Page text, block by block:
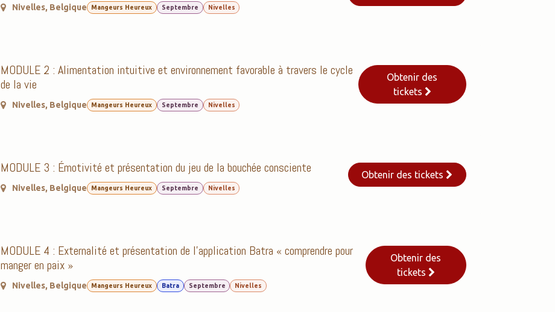
Nivelles, Belgique Mangeurs Heureux Septembre Nivelles
MODULE 2 : Alimentation intuitive et environnement favorable à travers le cycle
de la vie
Nivelles, Belgique Mangeurs Heureux Septembre Nivelles
Obtenir des
tickets
MODULE 3 : Émotivité et présentation du jeu de la bouchée consciente
Nivelles, Belgique Mangeurs Heureux Septembre Nivelles
Obtenir des tickets
MODULE 4 : Externalité et présentation de l’application Batra « comprendre pour
manger en paix »
Nivelles, Belgique Mangeurs Heureux Batra Septembre Nivelles
Obtenir des
tickets